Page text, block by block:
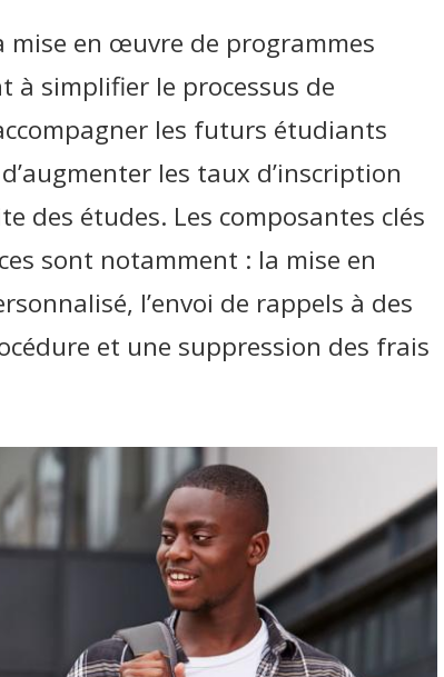
mise en œuvre de programmes
à simplifier le processus de
les futurs étudiants
les taux d’inscription
des études. Les composantes clés
sont notamment : la mise en
l’envoi de rappels à des
et une suppression des frais